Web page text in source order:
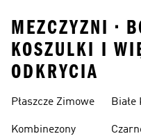
MEZCZYZNI •
KOSZULKI I
ODKRYCIA
Płaszcze Zimowe
Kombinezony
Białe